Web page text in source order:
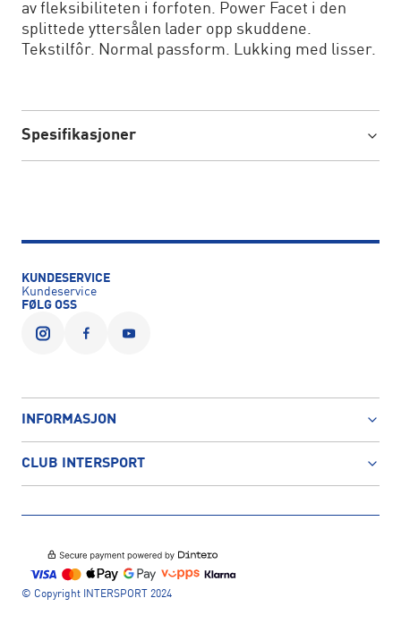
av fleksibiliteten i forfoten. Power Facet i den
splittede yttersålen lader opp skuddene.
Tekstilfôr. Normal passform. Lukking med lisser.
Spesifikasjoner
KUNDESERVICE
Kundeservice
FØLG OSS
INFORMASJON
CLUB INTERSPORT
© Copyright INTERSPORT 2024